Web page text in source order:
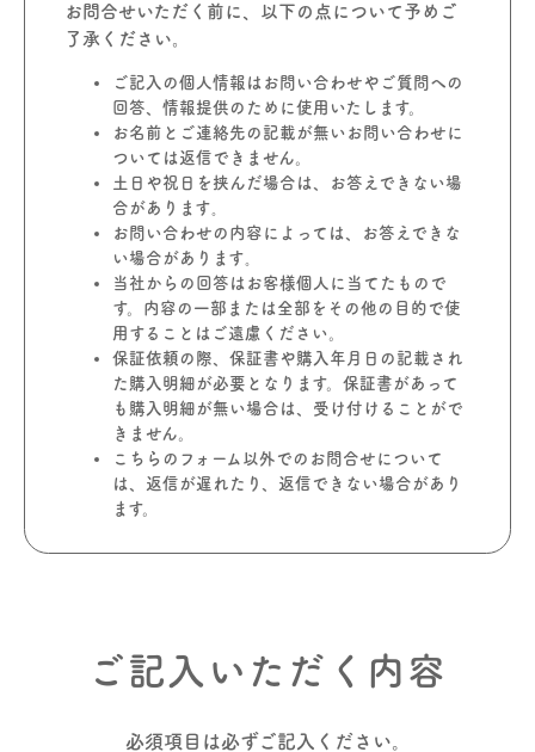
お問合せいただく前に、以下の点について予めご
了承ください。
ご記入の個人情報はお問い合わせやご質問への
回答、情報提供のために使用いたします。
お名前とご連絡先の記載が無いお問い合わせに
ついては返信できません。
土日や祝日を挟んだ場合は、お答えできない場
合があります｡
お問い合わせの内容によっては、お答えできな
い場合があります｡
当社からの回答はお客様個人に当てたもので
す。内容の一部または全部をその他の目的で使
用することはご遠慮ください。
保証依頼の際、保証書や購入年月日の記載され
た購入明細が必要となります。保証書があって
も購入明細が無い場合は、受け付けることがで
きません。
こちらのフォーム以外でのお問合せについて
は、返信が遅れたり、返信できない場合があり
ます。
ご記入いただく内容
必須項目は必ずご記入ください。